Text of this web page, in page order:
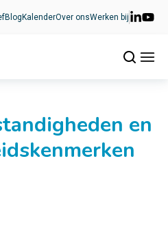
Blog KalenderOver onsWerken bij
en